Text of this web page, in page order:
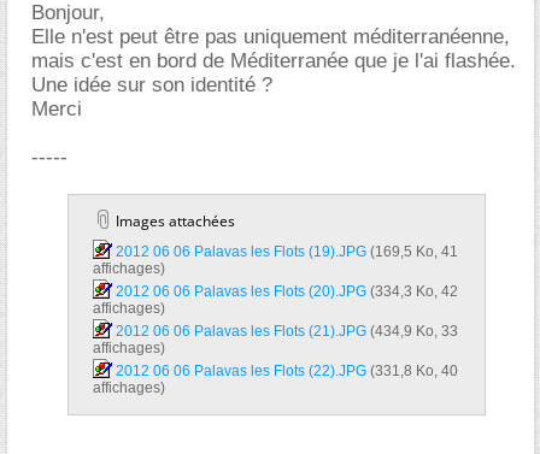
Bonjour,
Elle n'est peut être pas uniquement méditerranéenne,
mais c'est en bord de Méditerranée que je l'ai flashée.
Une idée sur son identité ?
Merci
-----
Images attachées
2012 06 06 Palavas les Flots (19).JPG‎
affichages)
2012 06 06 Palavas les Flots (20).JPG‎
affichages)
2012 06 06 Palavas les Flots (21).JPG‎
affichages)
2012 06 06 Palavas les Flots (22).JPG‎
affichages)